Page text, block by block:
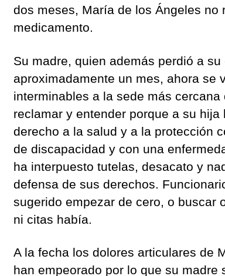
dos meses, María de los Ángeles no
medicamento.
Su madre, quien además perdió a su
aproximadamente un mes, ahora se
interminables a la sede más cercana
reclamar y entender porque a su hija
derecho a la salud y a la protección
de discapacidad y con una
ha interpuesto tutelas, desacato y
defensa de sus derechos.
sugerido empezar de cero, o buscar
ni citas había.
A la fecha los dolores articulares de
han empeorado por lo que su madre